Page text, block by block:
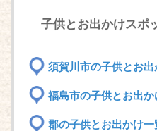
子供とお出かけスポ
須賀川市の子供とお出
福島市の子供とお出か
郡の子供とお出かけ一